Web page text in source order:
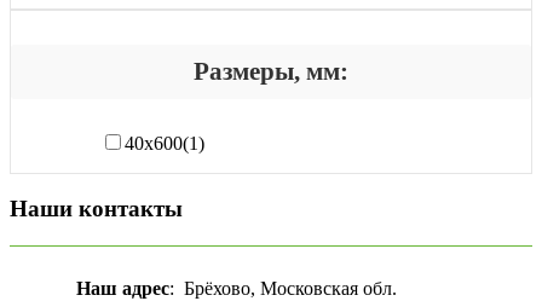
Размеры, мм:
40х600(1)
Наши контакты
Наш адрес: Брёхово, Московская обл.